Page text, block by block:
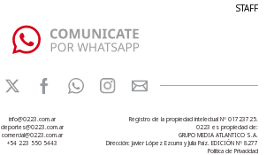
STAFF
info@0223.com.ar
deportes@0223.com.ar
comercial@0223.com.ar
+54 223 550 5443
Registro de la propiedad intelectual Nº 01723725.
0223 es propiedad de:
GRUPO MEDIA ATLANTICO S.A.
Dirección: Javier López Ezcurra y Julia Paiz. EDICIÓN Nº 8277
Política de Privacidad